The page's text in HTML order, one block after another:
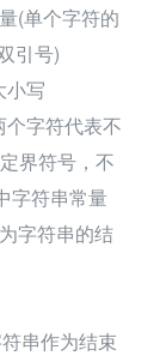
(单个字符的
引号)
小写
字符代表不
界符号，不
字符串常量
字符串的结
串作为结束